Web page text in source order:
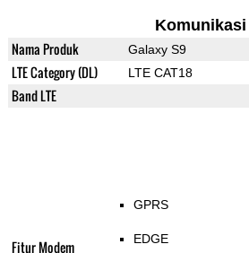
Komunikasi
Nama Produk Galaxy S9
LTE Category (DL) LTE CAT18
Band LTE
Fitur Modem
GPRS
EDGE